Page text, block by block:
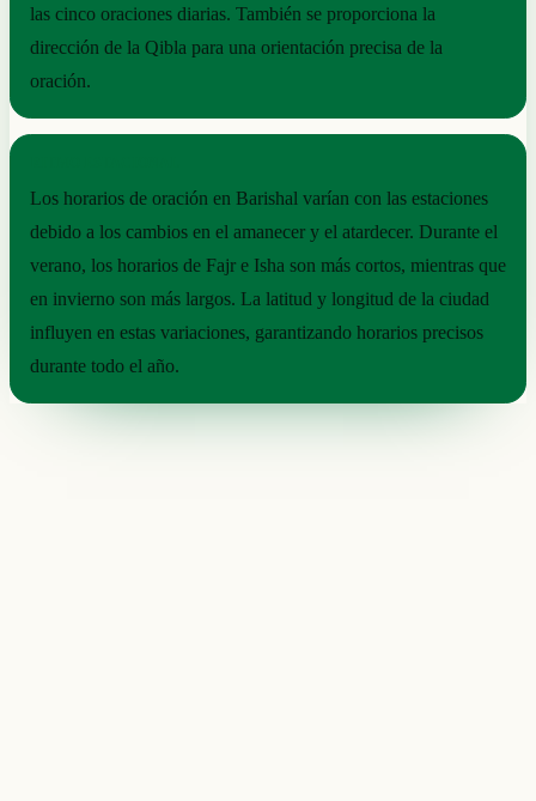
las cinco oraciones diarias. También se proporciona la
dirección de la Qibla para una orientación precisa de la
oración.
Los horarios de oración en Barishal varían con las estaciones
debido a los cambios en el amanecer y el atardecer. Durante el
verano, los horarios de Fajr e Isha son más cortos, mientras que
en invierno son más largos. La latitud y longitud de la ciudad
influyen en estas variaciones, garantizando horarios precisos
durante todo el año.